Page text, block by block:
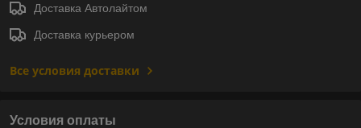
Доставка Автолайтом
Доставка курьером
Все условия доставки
Условия оплаты